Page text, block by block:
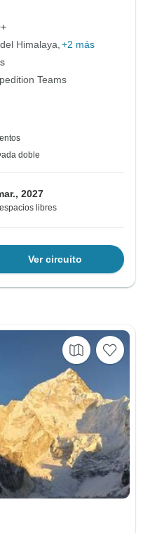
Himalaya +2 más
Teams
doble
2027
libres
Ver circuito